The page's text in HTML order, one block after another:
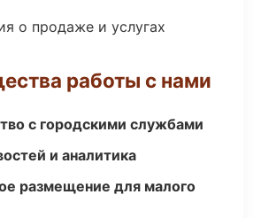
о продаже и услугах
работы с нами
с городскими службами
и аналитика
размещение для малого